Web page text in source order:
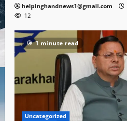
helpinghandnews1@gmail.com
12
1 minute read
Uncategorized